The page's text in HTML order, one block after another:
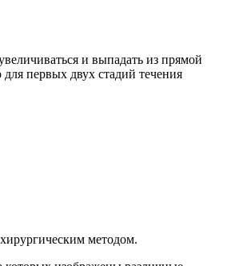
и выпадать из прямой
первых двух стадий течения
методом.